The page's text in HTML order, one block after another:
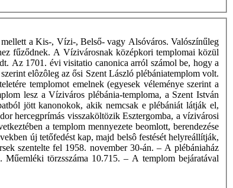
a Kis-, Vízi-, Belső- vagy Alsóváros. Valószínűleg
fűződnek. A Vízivárosnak középkori templomai közül
Az 1701. évi visitatio canonica arról számol be, hogy a
elôzôleg az ősi Szent László plébániatemplom volt.
templomot emelnek (egyesek véleménye szerint a
lesz a Víziváros plébánia-temploma, a Szent István
jött kanonokok, akik nemcsak e plébániát látják el,
hercegprímás visszaköltözik Esztergomba, a vízivárosi
a templom mennyezete beomlott, berendezése
új tetőfedést kap, majd belsô festését helyreállítják,
szentelte fel 1958. november 30-án. – A plébániaház
Műemléki törzsszáma 10.715. – A templom bejáratával